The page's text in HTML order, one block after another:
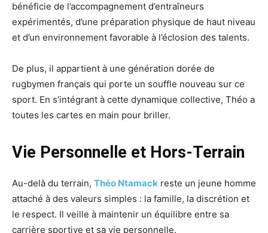
bénéficie de l’accompagnement d’entraîneurs
expérimentés, d’une préparation physique de haut niveau
et d’un environnement favorable à l’éclosion des talents.
De plus, il appartient à une génération dorée de
rugbymen français qui porte un souffle nouveau sur ce
sport. En s’intégrant à cette dynamique collective, Théo a
toutes les cartes en main pour briller.
Vie Personnelle et Hors-Terrain
Au-delà du terrain, Théo Ntamack reste un jeune homme
attaché à des valeurs simples : la famille, la discrétion et
le respect. Il veille à maintenir un équilibre entre sa
carrière sportive et sa vie personnelle.